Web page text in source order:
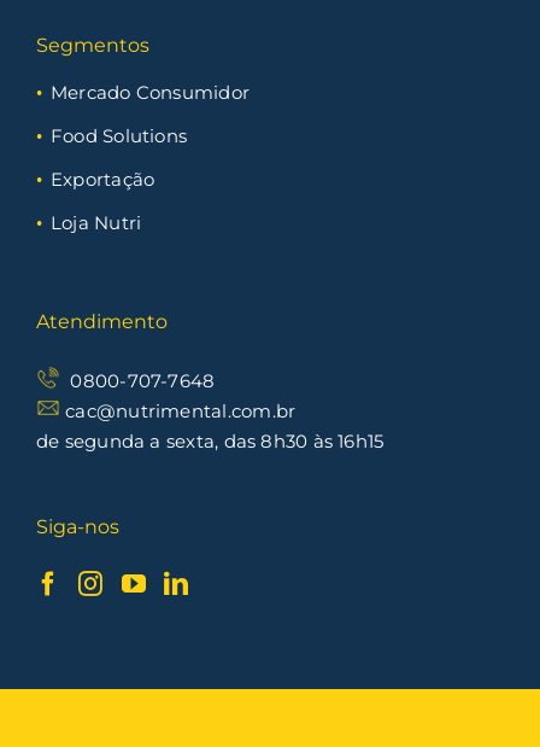
Segmentos
Mercado Consumidor
Food Solutions
Exportação
Loja Nutri
Atendimento
0800-707-7648
cac@nutrimental.com.br
de segunda a sexta, das 8h30 às 16h15
Siga-nos